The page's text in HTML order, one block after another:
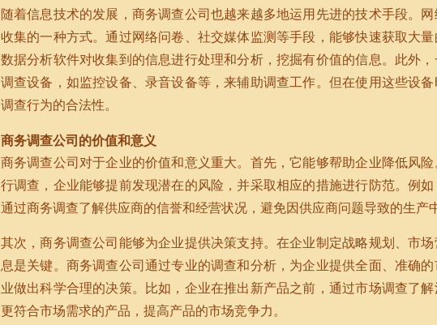
随着信息技术的发展，商务调查公司也越来越多地运用先进的技术手段。
收集的一种方式。通过网络问卷、社交媒体监测等手段，能够快速获取大
数据分析软件对收集到的信息进行处理和分析，挖掘有价值的信息。此外
调查设备，如监控设备、录音设备等，来辅助调查工作。但在使用这些设
调查行为的合法性。
商务调查公司的价值和意义
商务调查公司对于企业的价值和意义重大。首先，它能够帮助企业降低风
行调查，企业能够提前发现潜在的风险，并采取相应的措施进行防范。例如
通过商务调查了解供应商的信誉和经营状况，避免因供应商问题导致的生产
其次，商务调查公司能够为企业提供决策支持。在企业制定战略规划、市
息是关键。商务调查公司通过专业的调查和分析，为企业提供全面、准确
业做出科学合理的决策。比如，企业在推出新产品之前，通过市场调查了
更符合市场需求的产品，提高产品的市场竞争力。